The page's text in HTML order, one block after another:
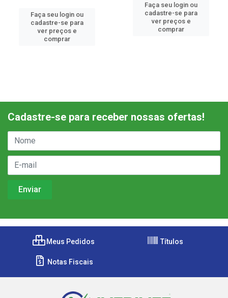
Faça seu login ou
cadastre-se para
ver preços e
comprar
Faça seu login ou
cadastre-se para
ver preços e
comprar
Cadastre-se para receber nossas ofertas!
Meus Pedidos Títulos
Notas Fiscais